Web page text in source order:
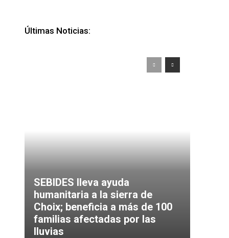
Últimas Noticias:
SEBIDES lleva ayuda
humanitaria a la sierra de
Choix; beneficia a más de 100
familias afectadas por las
lluvias